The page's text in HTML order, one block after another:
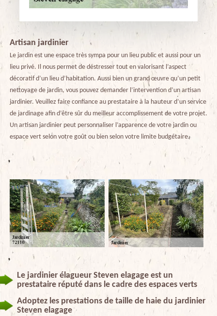
Artisan jardinier
Le jardin est une espace très sympa pour un lieu public et aussi pour un
lieu privé. Il nous permet de déstresser tout en valorisant l’aspect
décoratif d’un lieu d’habitation. Aussi bien un grand œuvre qu’un petit
nettoyage de jardin, vous pouvez demander l’intervention d’un artisan
jardinier. Veuillez faire confiance au prestataire à la hauteur d’un service
de jardinage afin d’être sûr du meilleur accomplissement de votre projet.
Un artisan jardinier peut personnaliser l’apparence de votre jardin ou
espace vert selon votre goût ou bien selon votre limite budgétaire.
Le jardinier élagueur Steven elagage est un
prestataire réputé dans le cadre des espaces verts
Adoptez les prestations de taille de haie du jardinier
Steven elagage